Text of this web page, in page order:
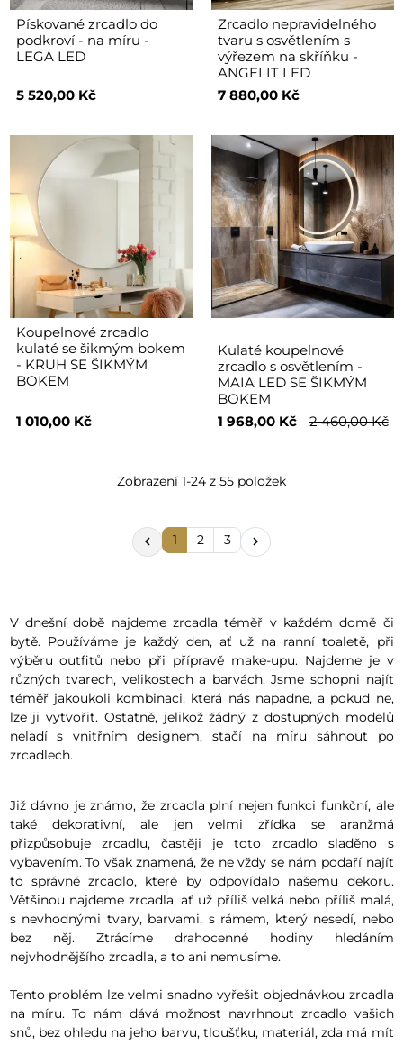
Pískované zrcadlo do
podkroví - na míru -
LEGA LED
5 520,00 Kč
Zrcadlo nepravidelného
tvaru s osvětlením s
výřezem na skříňku -
ANGELIT LED
7 880,00 Kč
Koupelnové zrcadlo
kulaté se šikmým bokem
- KRUH SE ŠIKMÝM
BOKEM
1 010,00 Kč
Kulaté koupelnové
zrcadlo s osvětlením -
MAIA LED SE ŠIKMÝM
BOKEM
1 968,00 Kč
2 460,00 Kč
Zobrazení 1-24 z 55 položek
 1 2 3 
V dnešní době najdeme zrcadla téměř v každém domě či
bytě. Používáme je každý den, ať už na ranní toaletě, při
výběru outfitů nebo při přípravě make-upu. Najdeme je v
různých tvarech, velikostech a barvách. Jsme schopni najít
téměř jakoukoli kombinaci, která nás napadne, a pokud ne,
lze ji vytvořit. Ostatně, jelikož žádný z dostupných modelů
neladí s vnitřním designem, stačí na míru sáhnout po
zrcadlech.
Již dávno je známo, že zrcadla plní nejen funkci funkční, ale
také dekorativní, ale jen velmi zřídka se aranžmá
přizpůsobuje zrcadlu, častěji je toto zrcadlo sladěno s
vybavením. To však znamená, že ne vždy se nám podaří najít
to správné zrcadlo, které by odpovídalo našemu dekoru.
Většinou najdeme zrcadla, ať už příliš velká nebo příliš malá,
s nevhodnými tvary, barvami, s rámem, který nesedí, nebo
bez něj. Ztrácíme drahocenné hodiny hledáním
nejvhodnějšího zrcadla, a to ani nemusíme.
Tento problém lze velmi snadno vyřešit objednávkou zrcadla
na míru. To nám dává možnost navrhnout zrcadlo vašich
snů, bez ohledu na jeho barvu, tloušťku, materiál, zda má mít